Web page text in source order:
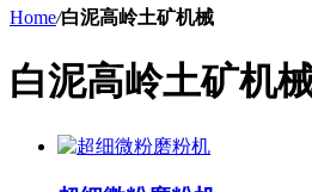
Home/白泥高岭土矿机械
白泥高岭土矿机